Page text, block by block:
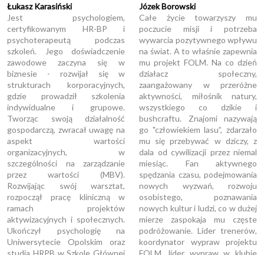
Łukasz Karasiński
Jest psychologiem,
certyfikowanym HR-BP i
psychoterapeutą podczas
szkoleń. Jego doświadczenie
zawodowe zaczyna się w
biznesie - rozwijał się w
strukturach korporacyjnych,
gdzie prowadził szkolenia
indywidualne i grupowe.
Tworząc swoją działalność
gospodarczą, zwracał uwagę na
aspekt wartości
organizacyjnych, w
szczególności na zarządzanie
przez wartości (MBV).
Rozwijając swój warsztat,
rozpoczął pracę kliniczną w
ramach projektów
aktywizacyjnych i społecznych.
Ukończył psychologię na
Uniwersytecie Opolskim oraz
studia HRPB w Szkole Głównej
Józek Borowski
Całe życie towarzyszy mu
poczucie misji i potrzeba
wywarcia pozytywnego wpływu
na świat. A to właśnie zapewnia
mu projekt FOLM. Na co dzień
działacz społeczny,
zaangażowany w przeróżne
aktywności, miłośnik natury,
wszystkiego co dzikie i
bushcraftu. Znajomi nazywają
go "człowiekiem lasu”, zdarzało
mu się przebywać w dziczy, z
dala od cywilizacji przez niemal
miesiąc. Fan aktywnego
spędzania czasu, podejmowania
nowych wyzwań, rozwoju
osobistego, poznawania
nowych kultur i ludzi, co w dużej
mierze zaspokaja mu częste
podróżowanie. Lider trenerów,
koordynator wypraw projektu
FOLM, lider wypraw w klubie